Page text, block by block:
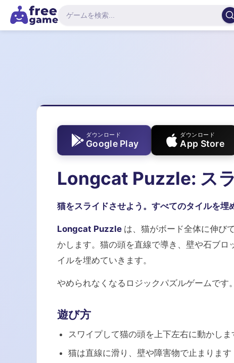
ダウンロード
Google Play
ダウンロード
App Store
Longcat Puzzle: ス
猫をスライドさせよう。すべてのタイルを埋
Longcat Puzzle は、猫がボード全体に伸び
かします。猫の頭を直線で導き、壁や石ブ
イルを埋めていきます。
やめられなくなるロジックパズルゲームです。
遊び方
スワイプして猫の頭を上下左右に動かしま
猫は直線に滑り、壁や障害物で止まります